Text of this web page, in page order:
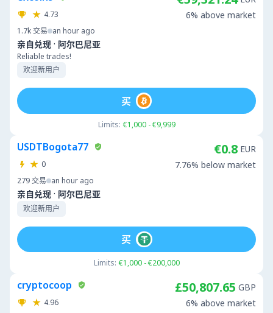
4.73
1.7k交易 an hour ago
亲自兑现 · 阿尔巴尼亚
Reliable trades!
欢迎新用户
6% above market
Limits: €1,000 - €9,999
买
USDTBogota77
0
279交易 an hour ago
亲自兑现 · 阿尔巴尼亚
欢迎新用户
€0.8 EUR
7.76% below market
Limits: €1,000 - €200,000
买
cryptocoop
4.96
£50,807.65 GBP
6% above market